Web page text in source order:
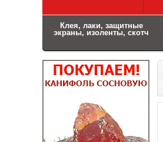
Клея, лаки, защитные
экраны, изоленты, скотч